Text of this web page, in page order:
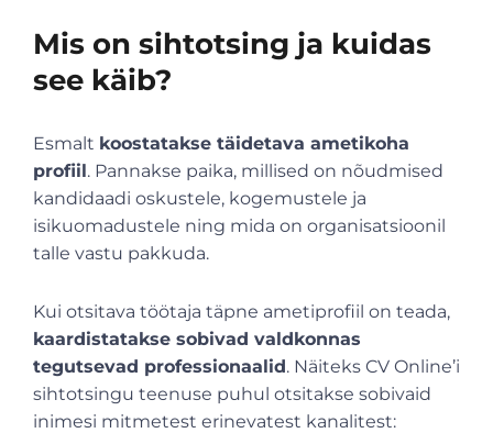
Mis on sihtotsing ja kuidas
see käib?
Esmalt koostatakse täidetava ametikoha
profiil. Pannakse paika, millised on nõudmised
kandidaadi oskustele, kogemustele ja
isikuomadustele ning mida on organisatsioonil
talle vastu pakkuda.
Kui otsitava töötaja täpne ametiprofiil on teada,
kaardistatakse sobivad valdkonnas
tegutsevad professionaalid. Näiteks CV Online’i
sihtotsingu teenuse puhul otsitakse sobivaid
inimesi mitmetest erinevatest kanalitest: